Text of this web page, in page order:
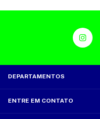
DEPARTAMENTOS
ENTRE EM CONTATO